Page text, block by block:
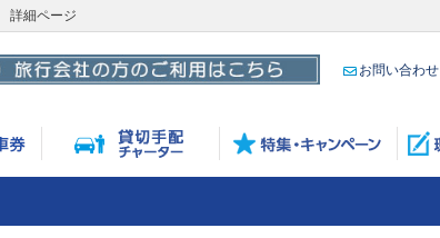
詳細ページ
お問い合わせ